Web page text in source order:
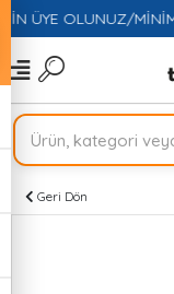
ÜYE OLUNUZ/
Geri Dön